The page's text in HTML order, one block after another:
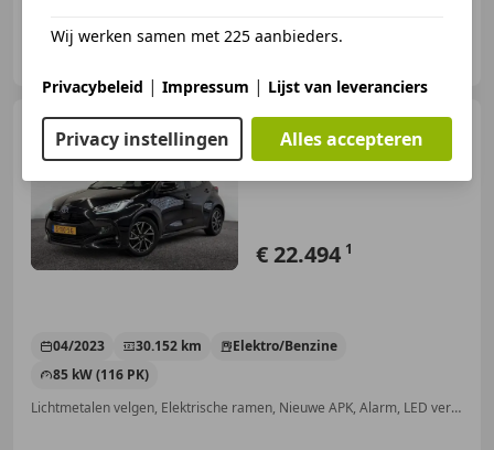
Toyota Cappendijk Vlissingen
Dynamic| Camera| Adap.Cruise|
Keyless|
€ 22.494 1
04/2023 30.152 km
Elektro/Benzine
85 kW (116 PK)
Lichtmetalen velgen, Elektrische ramen, Nieuwe APK, Alarm, LED verlichting, Mistlampen, Keyless Entry, Regensensor
Wij werken samen met 225 aanbieders.
Privacybeleid | Impressum | Lijst van leveranciers
Privacy instellingen Alles accepteren